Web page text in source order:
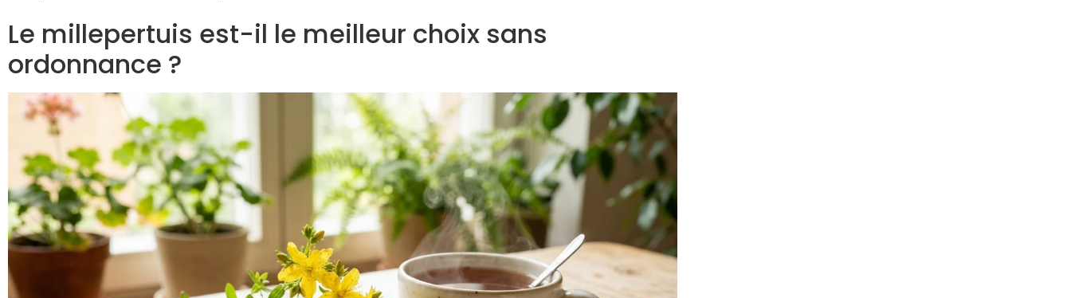
Le millepertuis est-il le meilleur choix sans
ordonnance ?